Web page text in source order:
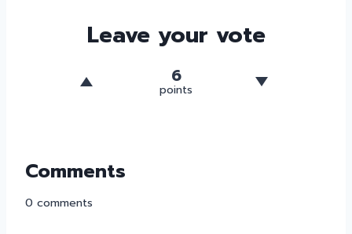
Leave your vote
6
points
Comments
0 comments